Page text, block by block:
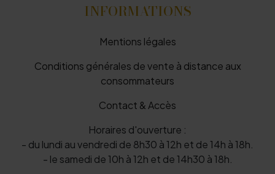
INFORMATIONS
Mentions légales
Conditions générales de vente à distance aux
consommateurs
Contact & Accès
Horaires d'ouverture :
- du lundi au vendredi de 8h30 à 12h et de 14h à 18h.
- le samedi de 10h à 12h et de 14h30 à 18h.